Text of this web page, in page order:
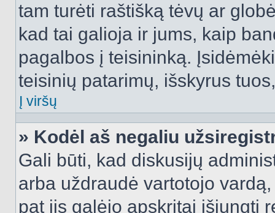
tam turėti raštišką tėvų ar
kad tai galioja ir jums, kaip
pagalbos į teisininką.
teisinių patarimų, išskyrus
Į viršų
» Kodėl aš negaliu
Gali būti, kad diskusijų
arba uždraudė vartotojo
pat jis galėjo apskritai išjungti